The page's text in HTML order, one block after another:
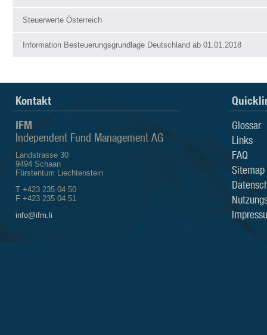
Steuerwerte Österreich
Information Besteuerungsgrundlage Deutschland ab 01.01.2018
Kontakt
IFM
Independent Fund Management AG
Landstrasse 30
9494 Schaan
Fürstentum Liechtenstein
T +423 235 04 50
F +423 235 04 51
info@ifm.li
Glossar
Links
FAQ
Sitemap